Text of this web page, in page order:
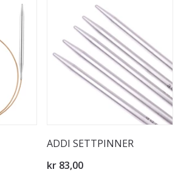
ADDI SETTPINNER
kr 83,00